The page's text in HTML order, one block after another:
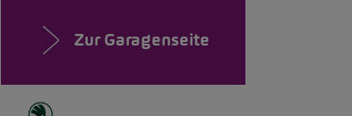
Zur Garagenseite